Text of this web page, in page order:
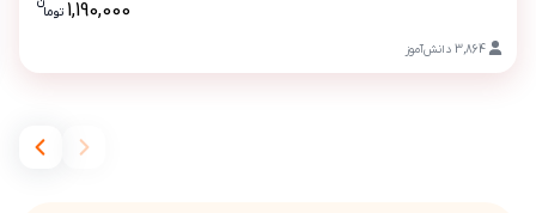
3,864 دانش‌آموز
1,190,000 توماقیمت